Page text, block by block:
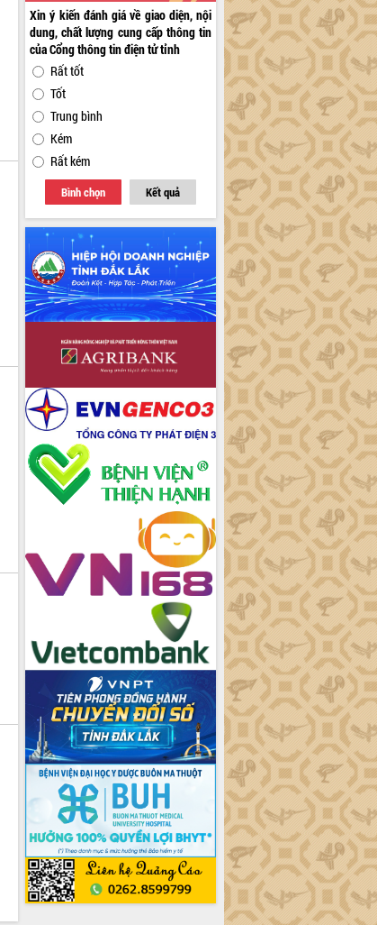
Xin ý kiến đánh giá về giao diện, nội
dung, chất lượng cung cấp thông tin
của Cổng thông tin điện tử tỉnh
Rất tốt
Tốt
Trung bình
Kém
Rất kém
Bình chọn Kết quả